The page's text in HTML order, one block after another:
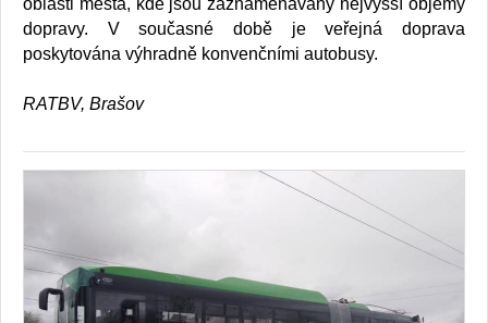
dopravy. V současné době je veřejná doprava
poskytována výhradně konvenčními autobusy.
RATBV, Brašov